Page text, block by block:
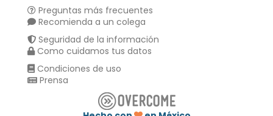
Preguntas más frecuentes
Recomienda a un colega
Seguridad de la información
Como cuidamos tus datos
Condiciones de uso
Prensa